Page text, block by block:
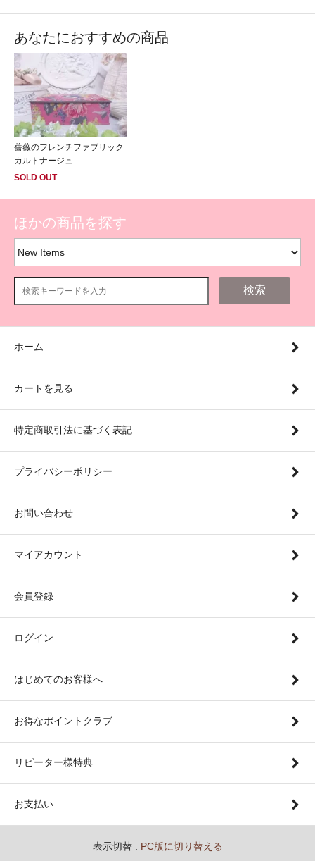
あなたにおすすめの商品
薔薇のフレンチファブリック
カルトナージュ
SOLD OUT
ほかの商品を探す
検索
ホーム
カートを見る
特定商取引法に基づく表記
プライバシーポリシー
お問い合わせ
マイアカウント
会員登録
ログイン
はじめてのお客様へ
お得なポイントクラブ
リピーター様特典
お支払い
表示切替 : PC版に切り替える